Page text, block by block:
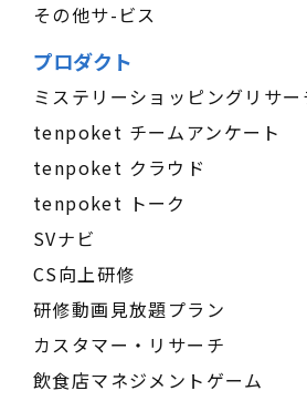
その他サ-ビス
プロダクト
ミステリーショッピングリサー
tenpoket チームアンケート
tenpoket クラウド
tenpoket トーク
SVナビ
CS向上研修
研修動画見放題プラン
カスタマー・リサーチ
飲食店マネジメントゲーム